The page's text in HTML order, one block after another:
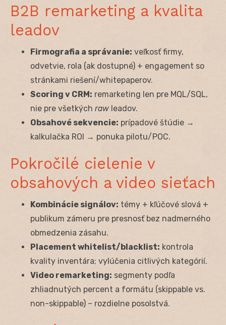
B2B remarketing a kvalita
leadov
Firmografia a správanie: veľkosť firmy,
odvetvie, rola (ak dostupné) + engagement so
stránkami riešení/whitepaperov.
Scoring v CRM: remarketing len pre MQL/SQL,
nie pre všetkých raw leadov.
Obsahové sekvencie: prípadové štúdie →
kalkulačka ROI → ponuka pilotu/POC.
Pokročilé cielenie v
obsahových a video sieťach
Kombinácie signálov: témy + kľúčové slová +
publikum zámeru pre presnosť bez nadmerného
obmedzenia zásahu.
Placement whitelist/blacklist: kontrola
kvality inventára; vylúčenia citlivých kategórií.
Video remarketing: segmenty podľa
zhliadnutých percent a formátu (skippable vs.
non-skippable) – rozdielne posolstvá.